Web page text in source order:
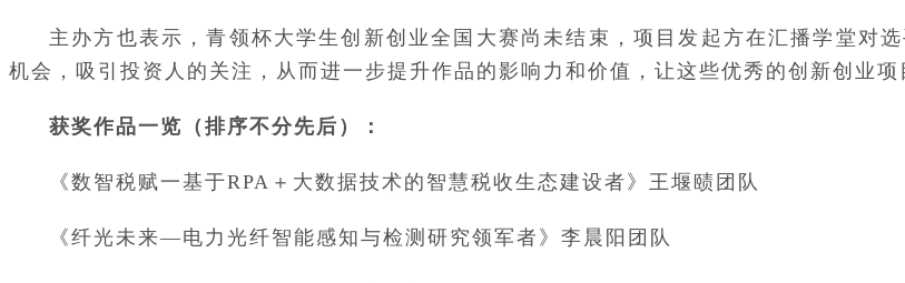
主办方也表示，青领杯大学生创新创业全国大赛尚未结束，项目发起方在汇播学堂对
机会，吸引投资人的关注，从而进一步提升作品的影响力和价值，让这些优秀的创新创业
获奖作品一览（排序不分先后）：
《数智税赋一基于RPA＋大数据技术的智慧税收生态建设者》王堰赜团队
《纤光未来—电力光纤智能感知与检测研究领军者》李晨阳团队